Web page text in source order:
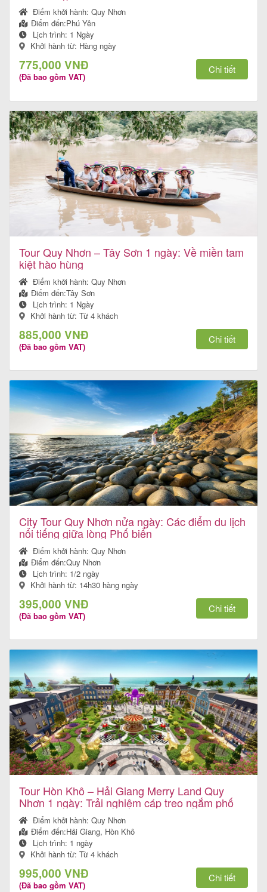
Tour
trong
nước
Combo
hành
Tin
du
lịch
Về
Nhơn
Tourist
Cảm
nhận
hàng
Tuyển
Liên
hệ
Điểm khởi hành:Quy Nhơn
Điểm đến:Phú Yên
Lịch trình: 1 Ngày
Khởi hành từ: Hàng ngày
775,000 VNĐ
(Đã bao gồm VAT)
Chi tiết
Tour Quy Nhơn – Tây Sơn 1 ngày: Về miền tam
kiệt hào hùng
Điểm khởi hành:Quy Nhơn
Điểm đến:Tây Sơn
Lịch trình: 1 Ngày
Khởi hành từ: Từ 4 khách
885,000 VNĐ
(Đã bao gồm VAT)
Chi tiết
City Tour Quy Nhơn nửa ngày: Các điểm du lịch
nổi tiếng giữa lòng Phố biển
Điểm khởi hành:Quy Nhơn
Điểm đến:Quy Nhơn
Lịch trình: 1/2 ngày
Khởi hành từ: 14h30 hàng ngày
395,000 VNĐ
(Đã bao gồm VAT)
Chi tiết
Tour Hòn Khô – Hải Giang Merry Land Quy
Nhơn 1 ngày: Trải nghiệm cáp treo ngắm phố
biểnĐiểm khởi hành:Quy Nhơn
Điểm đến:Hải Giang, Hòn Khô
Lịch trình: 1 ngày
Khởi hành từ: Từ 4 khách
995,000 VNĐ
(Đã bao gồm VAT)
Chi tiết